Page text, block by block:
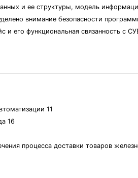
и ее структуры, модель
внимание безопасности
и его функциональная связанность
11
16
процесса доставки товаров